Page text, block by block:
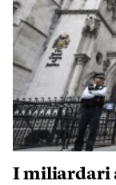
I miliardari